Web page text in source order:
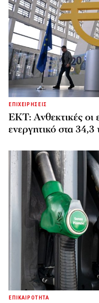
ΕΠΙΧΕΙΡΗΣΕΙΣ
ΕΚΤ: Ανθεκτικές οι
ενεργητικό στα 34,3
ΕΠΙΚΑΙΡΟΤΗΤΑ